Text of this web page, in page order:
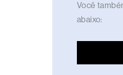
Você
abaixo: